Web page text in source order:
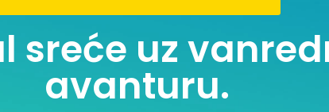
sreće uz
avanturu.